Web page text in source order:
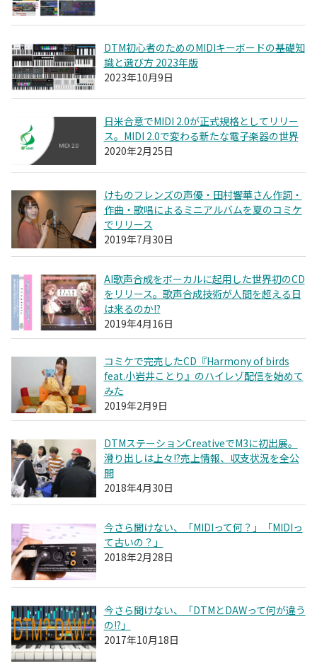
DTM初心者のためのMIDIキーボードの基礎知
識と選び方 2023年版
2023年10月9日
日米合意でMIDI 2.0が正式規格としてリリー
ス。MIDI 2.0で変わる新たな電子楽器の世界
2020年2月25日
けものフレンズの声優・田村響華さん作詞・
作曲・歌唱によるミニアルバムを夏のコミケ
でリリース
2019年7月30日
AI歌声合成をボーカルに起用した世界初のCD
をリリース。歌声合成技術が人間を超える日
は来るのか!?
2019年4月16日
コミケで完売したCD『Harmony of birds
feat.小岩井ことり』のハイレゾ配信を始めて
みた
2019年2月9日
DTMステーションCreativeでM3に初出展。
滑り出しは上々!?売上情報、収支状況を全公
開
2018年4月30日
今さら聞けない、「MIDIって何？」「MIDIっ
て古いの？」
2018年2月28日
今さら聞けない、「DTMとDAWって何が違う
の!?」
2017年10月18日